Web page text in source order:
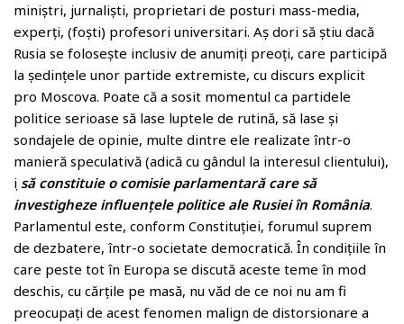
miniștri, jurnaliști, proprietari de posturi mass-media,
experți, (foști) profesori universitari. Aș dori să știu dacă
Rusia se folosește inclusiv de anumiți preoți, care participă
la ședințele unor partide extremiste, cu discurs explicit
pro Moscova. Poate că a sosit momentul ca partidele
politice serioase să lase luptele de rutină, să lase și
sondajele de opinie, multe dintre ele realizate într-o
manieră speculativă (adică cu gândul la interesul clientului),
ṣi să constituie o comisie parlamentară care să
investigheze influențele politice ale Rusiei în România.
Parlamentul este, conform Constituției, forumul suprem
de dezbatere, într-o societate democratică. În condițiile în
care peste tot în Europa se discută aceste teme în mod
deschis, cu cărțile pe masă, nu văd de ce noi nu am fi
preocupați de acest fenomen malign de distorsionare a